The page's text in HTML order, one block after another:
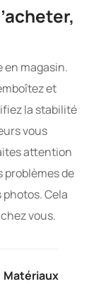
en magasin.
et
la stabilité
vous
attention
problèmes de
Cela
vous.
Matériaux